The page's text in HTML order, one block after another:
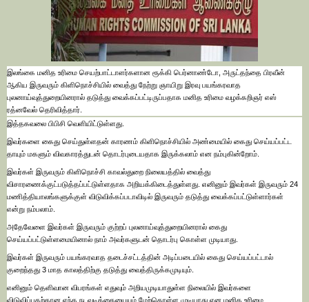
இலங்கை மனித உரிமை செயற்பாட்டாளர்களான ரூக்கி பெர்னாண்டோ, அருட்தந்தை பிரவீன்
ஆகிய இருவரும் கிளிநொச்சியில் வைத்து நேற்று ஞாயிறு இரவு பயங்கரவாத
புலனாய்வுத்துறையினரால் தடுத்து வைக்கப்பட்டிருப்பதாக மனித உரிமை வழக்கறிஞர் எஸ்
ரத்னவேல் தெரிவித்தார்.
இத்தகவலை பிபிசி வெளியிட்டுள்ளது.
இவர்களை கைது செய்துள்ளதன் காரணம் கிளிநொச்சியில் அண்மையில் கைது செய்யப்பட்ட
தாயும் மகளும் விவகாரத்துடன் தொடர்புடையதாக இருக்கலாம் என நம்புகின்றோம்.
இவர்கள் இருவரும் கிளிநொச்சி காவல்துறை நிலையத்தில் வைத்து
விசாரணைக்குட்படுத்தப்பட்டுள்ளதாக அறியக்கிடைத்துள்ளது. எனினும் இவர்கள் இருவரும் 24
மணித்தியாலங்களுக்குள் விடுவிக்கப்படாவிடில் இருவரும் தடுத்து வைக்கப்பட்டுள்ளார்கள்
என்று நம்பலாம்.
அதேவேளை இவர்கள் இருவரும் குற்றப் புலனாய்வுத்துறையினரால் கைது
செய்யப்பட்டுள்ளமையினால் நாம் அவர்களுடன் தொடர்பு கொள்ள முடியாது.
இவர்கள் இருவரும் பயங்கரவாத தடைச்சட்டத்தின் அடிப்படையில் கைது செய்யப்பட்டால்
குறைந்தது 3 மாத காலத்திற்கு தடுத்து வைத்திருக்கமுடியும்.
எனினும் தெளிவான விபரங்கள் எதுவும் அறியமுடியாதுள்ள நிலையில் இவர்களை
விடுவிப்பதற்கான எந்த நடவடிக்கையையும் மேற்கொள்ள முடியாது என மனித உரிமை